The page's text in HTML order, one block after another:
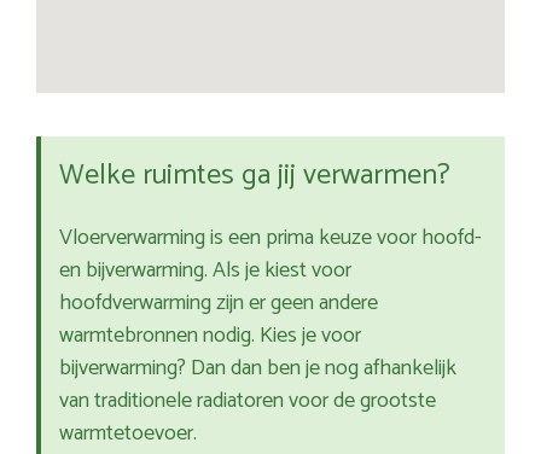
Welke ruimtes ga jij verwarmen?
Vloerverwarming is een prima keuze voor hoofd-
en bijverwarming. Als je kiest voor
hoofdverwarming zijn er geen andere
warmtebronnen nodig. Kies je voor
bijverwarming? Dan dan ben je nog afhankelijk
van traditionele radiatoren voor de grootste
warmtetoevoer.